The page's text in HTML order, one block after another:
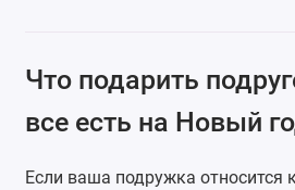
Что подарить
все есть на Новый
Если ваша подружка